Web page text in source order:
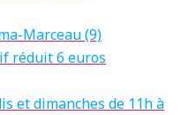
Marceau (9)
réduit 6 euros
et dimanches de 11h à